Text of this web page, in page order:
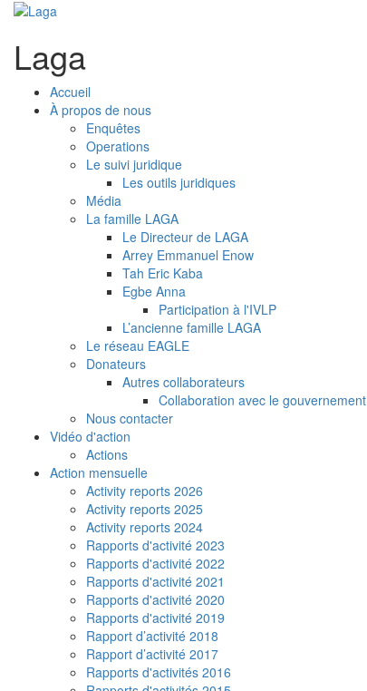
Laga
Accueil
À propos de nous
Enquêtes
Operations
Le suivi juridique
Les outils juridiques
Média
La famille LAGA
Le Directeur de LAGA
Arrey Emmanuel Enow
Tah Eric Kaba
Egbe Anna
Participation à l'IVLP
L’ancienne famille LAGA
Le réseau EAGLE
Donateurs
Autres collaborateurs
Collaboration avec le gouvernement
Nous contacter
Vidéo d'action
Actions
Action mensuelle
Activity reports 2026
Activity reports 2025
Activity reports 2024
Rapports d'activité 2023
Rapports d'activité 2022
Rapports d'activité 2021
Rapports d'activité 2020
Rapports d'activité 2019
Rapport d’activité 2018
Rapport d’activité 2017
Rapports d'activités 2016